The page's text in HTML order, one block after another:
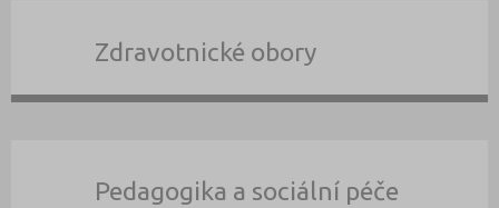
Zdravotnické obory
Pedagogika a sociální péče